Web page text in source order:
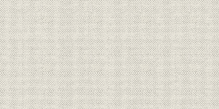
2. 組織と人材
3. 販売戦略
4. 工場改革と生産管理
5. 技術の蓄積
6. WE社の管理と指導
第4節 経営状況の推移